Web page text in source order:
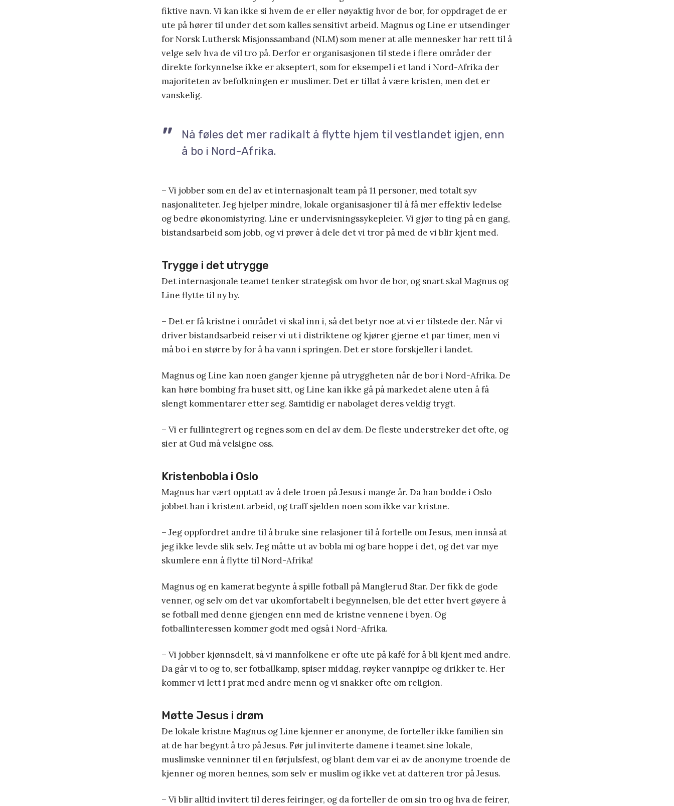
fiktive navn. Vi kan ikke si hvem de er eller nøyaktig hvor de bor, for oppdraget de er
ute på hører til under det som kalles sensitivt arbeid. Magnus og Line er utsendinger
for Norsk Luthersk Misjonssamband (NLM) som mener at alle mennesker har rett til å
velge selv hva de vil tro på. Derfor er organisasjonen til stede i flere områder der
direkte forkynnelse ikke er akseptert, som for eksempel i et land i Nord-Afrika der
majoriteten av befolkningen er muslimer. Det er tillat å være kristen, men det er
vanskelig.
Nå føles det mer radikalt å flytte hjem til vestlandet igjen, enn
å bo i Nord-Afrika.
– Vi jobber som en del av et internasjonalt team på 11 personer, med totalt syv
nasjonaliteter. Jeg hjelper mindre, lokale organisasjoner til å få mer effektiv ledelse
og bedre økonomistyring. Line er undervisningssykepleier. Vi gjør to ting på en gang,
bistandsarbeid som jobb, og vi prøver å dele det vi tror på med de vi blir kjent med.
Trygge i det utrygge
Det internasjonale teamet tenker strategisk om hvor de bor, og snart skal Magnus og
Line flytte til ny by.
– Det er få kristne i området vi skal inn i, så det betyr noe at vi er tilstede der. Når vi
driver bistandsarbeid reiser vi ut i distriktene og kjører gjerne et par timer, men vi
må bo i en større by for å ha vann i springen. Det er store forskjeller i landet.
Magnus og Line kan noen ganger kjenne på utryggheten når de bor i Nord-Afrika. De
kan høre bombing fra huset sitt, og Line kan ikke gå på markedet alene uten å få
slengt kommentarer etter seg. Samtidig er nabolaget deres veldig trygt.
– Vi er fullintegrert og regnes som en del av dem. De fleste understreker det ofte, og
sier at Gud må velsigne oss.
Kristenbobla i Oslo
Magnus har vært opptatt av å dele troen på Jesus i mange år. Da han bodde i Oslo
jobbet han i kristent arbeid, og traff sjelden noen som ikke var kristne.
– Jeg oppfordret andre til å bruke sine relasjoner til å fortelle om Jesus, men innså at
jeg ikke levde slik selv. Jeg måtte ut av bobla mi og bare hoppe i det, og det var mye
skumlere enn å flytte til Nord-Afrika!
Magnus og en kamerat begynte å spille fotball på Manglerud Star. Der fikk de gode
venner, og selv om det var ukomfortabelt i begynnelsen, ble det etter hvert gøyere å
se fotball med denne gjengen enn med de kristne vennene i byen. Og
fotballinteressen kommer godt med også i Nord-Afrika.
– Vi jobber kjønnsdelt, så vi mannfolkene er ofte ute på kafé for å bli kjent med andre.
Da går vi to og to, ser fotballkamp, spiser middag, røyker vannpipe og drikker te. Her
kommer vi lett i prat med andre menn og vi snakker ofte om religion.
Møtte Jesus i drøm
De lokale kristne Magnus og Line kjenner er anonyme, de forteller ikke familien sin
at de har begynt å tro på Jesus. Før jul inviterte damene i teamet sine lokale,
muslimske venninner til en førjulsfest, og blant dem var ei av de anonyme troende de
kjenner og moren hennes, som selv er muslim og ikke vet at datteren tror på Jesus.
– Vi blir alltid invitert til deres feiringer, og da forteller de om sin tro og hva de feirer,